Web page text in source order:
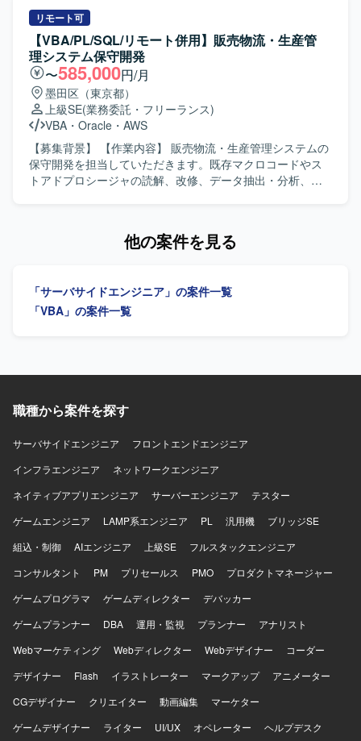
およびSQL・Javaを用いたシステム開発環境となります。
関するドキュメント整備、ナレッジ蓄積などを通じてDX推
進に係るシステム開発・保守運用・運用改善・ナレッジ整
備などの支援を行います。さらに、業務の標準化や属人化
の解消、運用品質の向上に向けた改善提案も行います。
【求める人物像】 技術面と運営面の両面から主体的に支援
し、業務の標準化や属人化の解消、運用品質の向上に向け
た改善提案を継続的に行っていただける方を求めていま
す。 【ポジションの魅力】 事業DX推進部の一員として、お
客様のダッシュボードや業務システムの開発から運用改
善、ナレッジ蓄積まで一貫して関わることで、DX推進にお
ける幅広い経験と知見を蓄積していただけます。継続的な
し、ダッシュボードや業務システムの開発・運用を行いま
リモート可
【VBA/PL/SQL/リモート併用】販売物流・生産管
理システム保守開発
〜585,000円/月
墨田区（東京都）
上級SE(業務委託・フリーランス)
VBA ・ Oracle ・ AWS
【募集背景】 【作業内容】 販売物流・生産管理システムの
保守開発を担当していただきます。既存マクロコードやス
トアドプロシージャの読解、改修、データ抽出・分析、業
連携できる方を求めています。 【ポジションの魅力】 販売
Oracle（PL/SQL）を使用します。
他の案件を見る
「サーバサイドエンジニア」の案件一覧
「VBA」の案件一覧
職種から案件を探す
サーバサイドエンジニア
フロントエンドエンジニア
インフラエンジニア
ネットワークエンジニア
ネイティブアプリエンジニア
サーバーエンジニア
テスター
ゲームエンジニア
LAMP系エンジニア PL 汎用機
ブリッジSE
組込・制御
AIエンジニア 上級SE
フルスタックエンジニア
コンサルタント
PM プリセールス PMO
プロダクトマネージャー
ゲームプログラマ
ゲームディレクター
デバッカー
ゲームプランナー
DBA 運用・監視 プランナー
アナリスト
Webマーケティング
Webディレクター Webデザイナー
コーダー
デザイナー
Flash イラストレーター マークアップ
アニメーター
CGデザイナー
クリエイター 動画編集
マーケター
ゲームデザイナー
ライター UI/UX オペレーター
ヘルプデスク